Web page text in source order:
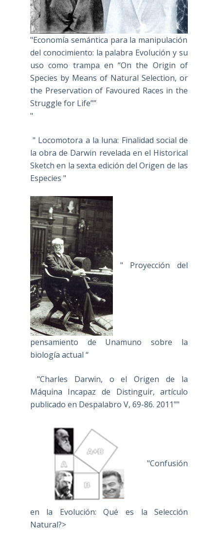
"Economía semántica para la manipulación
del conocimiento: la palabra Evolución y su
uso como trampa en “On the Origin of
Species by Means of Natural Selection, or
the Preservation of Favoured Races in the
Struggle for Life””
"
" Locomotora a la luna: Finalidad social de
la obra de Darwin revelada en el Historical
Sketch en la sexta edición del Origen de las
Especies "
" Proyección del
pensamiento de Unamuno sobre la
biología actual “
"Charles Darwin, o el Origen de la
Máquina Incapaz de Distinguir, artículo
publicado en Despalabro V, 69-86. 2011""
"Confusión
en la Evolución: Qué es la Selección
Natural?>